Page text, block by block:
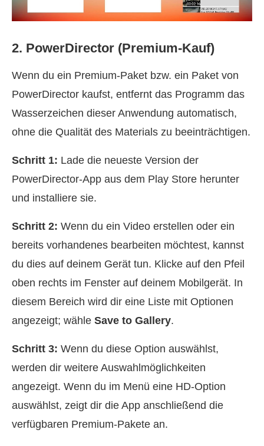
2. PowerDirector (Premium‑Kauf)
Wenn du ein Premium‑Paket bzw. ein Paket von
PowerDirector kaufst, entfernt das Programm das
Wasserzeichen dieser Anwendung automatisch,
ohne die Qualität des Materials zu beeinträchtigen.
Schritt 1: Lade die neueste Version der
PowerDirector‑App aus dem Play Store herunter
und installiere sie.
Schritt 2: Wenn du ein Video erstellen oder ein
bereits vorhandenes bearbeiten möchtest, kannst
du dies auf deinem Gerät tun. Klicke auf den Pfeil
oben rechts im Fenster auf deinem Mobilgerät. In
diesem Bereich wird dir eine Liste mit Optionen
angezeigt; wähle Save to Gallery.
Schritt 3: Wenn du diese Option auswählst,
werden dir weitere Auswahlmöglichkeiten
angezeigt. Wenn du im Menü eine HD‑Option
auswählst, zeigt dir die App anschließend die
verfügbaren Premium‑Pakete an.